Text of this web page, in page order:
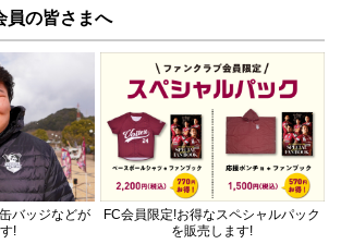
員の皆さまへ
バッジなどが
!
FC会員限定!お得なスペシャルパック
を販売します!